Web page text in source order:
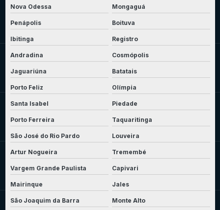
Nova Odessa Mongaguá
Penápolis Boituva
Ibitinga Registro
Andradina Cosmópolis
Jaguariúna Batatais
Porto Feliz Olímpia
Santa Isabel Piedade
Porto Ferreira Taquaritinga
São José do Rio Pardo Louveira
Artur Nogueira Tremembé
Vargem Grande Paulista Capivari
Mairinque Jales
São Joaquim da Barra Monte Alto